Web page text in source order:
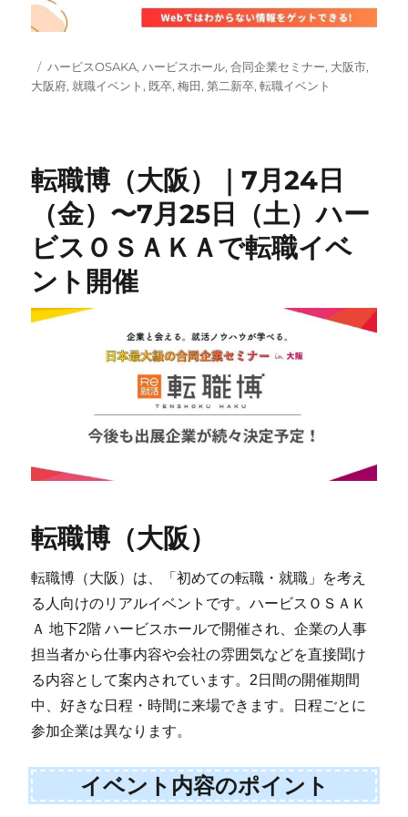
投
稿
タ
グ
ハービスOSAKA,ハービスホール,合同企業セミナー, 大阪市,
大阪府,就職イベント, 既卒,梅田,第二新卒,転職イベント
転職博（大阪）｜7月24日
（金）〜7月25日（土）ハー
ビスＯＳＡＫＡで転職イベ
ント開催
転職博（大阪）
転職博（大阪）は、「初めての転職・就職」を考え
る人向けのリアルイベントです。ハービスＯＳＡＫ
Ａ 地下2階 ハービスホールで開催され、企業の人事
担当者から仕事内容や会社の雰囲気などを直接聞け
る内容として案内されています。2日間の開催期間
中、好きな日程・時間に来場できます。日程ごとに
参加企業は異なります。
イベント内容のポイント